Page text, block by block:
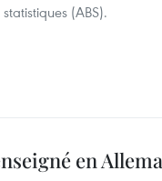
(ABS).
en